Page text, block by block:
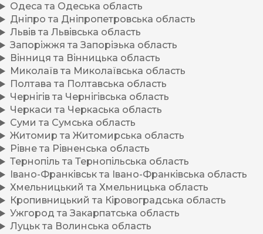
Одеса та Одеська область
Дніпро та Дніпропетровська область
Львів та Львівська область
Запоріжжя та Запорізька область
Вінниця та Вінницька область
Миколаїв та Миколаївська область
Полтава та Полтавська область
Чернігів та Чернігівська область
Черкаси та Черкаська область
Суми та Сумська область
Житомир та Житомирська область
Рівне та Рівненська область
Тернопіль та Тернопільська область
Івано-Франківськ та Івано-Франківська область
Хмельницький та Хмельницька область
Кропивницький та Кіровоградська область
Ужгород та Закарпатська область
Луцьк та Волинська область